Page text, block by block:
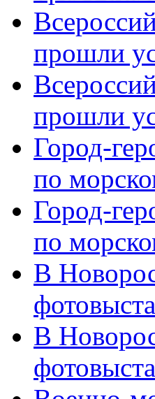
прошли
прошли
Город-
по
Город-
по
В
В